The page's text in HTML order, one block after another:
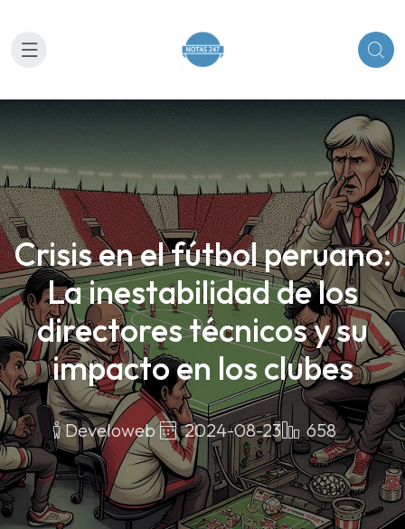
Crisis en el fútbol peruano:
La inestabilidad de los
directores técnicos y su
impacto en los clubes
Develoweb 2024-08-23 658